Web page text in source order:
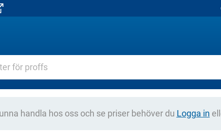
handla hos oss och se priser behöver du Logga in